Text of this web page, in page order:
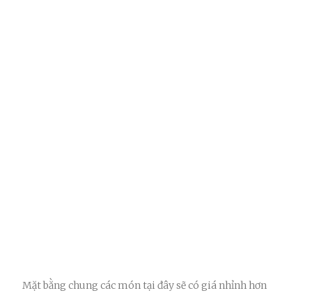
Mặt bằng chung các món tại đây sẽ có giá nhỉnh hơn